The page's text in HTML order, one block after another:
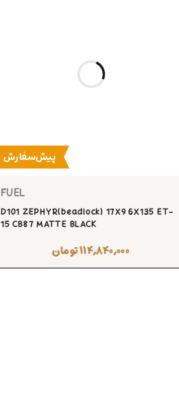
پیش‌سفارش
FUEL
D101 ZEPHYR(beadlock) 17X9 6X135 ET-
15 CB87 MATTE BLACK
۱۱۴,۸۴۰,۰۰۰تومان